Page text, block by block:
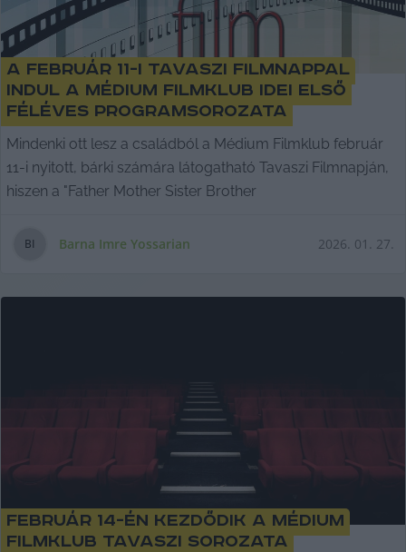
A február 11-i Tavaszi Filmnappal
indul a Médium Filmklub idei első
féléves programsorozata
Mindenki ott lesz a családból a Médium Filmklub február
11-i nyitott, bárki számára látogatható Tavaszi Filmnapján,
hiszen a "Father Mother Sister Brother
BI Barna Imre Yossarian 2026. 01. 27.
Február 14-én kezdődik a Médium
Filmklub tavaszi sorozata